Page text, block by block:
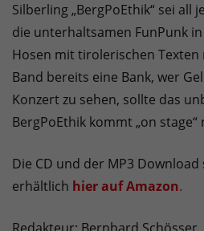
Silberling „BergPoEthik“ sei all
die unterhaltsamen FunPunk
Hosen mit tirolerischen Texten
Band bereits eine Bank, wer
Konzert zu sehen, sollte das
BergPoEthik kommt „on
Die CD und der MP3
erhältlich hier auf Amazon.